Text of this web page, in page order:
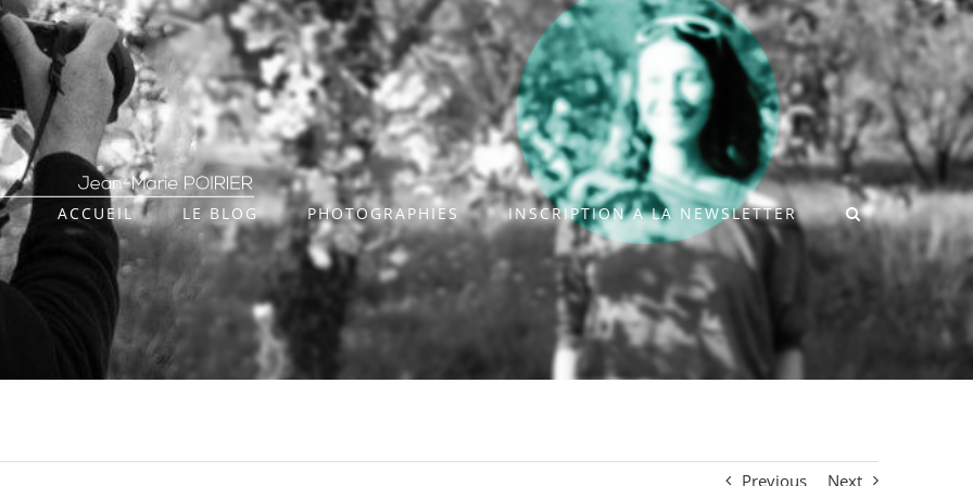
ACCUEIL LE BLOG PHOTOGRAPHIES INSCRIPTION A LA NEWSLETTER
Previous Next